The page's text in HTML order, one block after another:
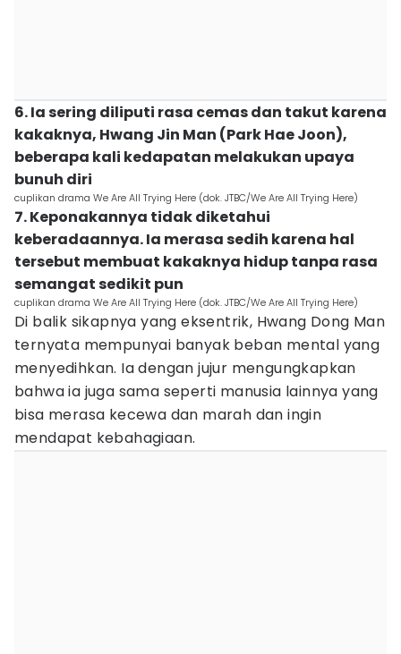
6. Ia sering diliputi rasa cemas dan takut karena
kakaknya, Hwang Jin Man (Park Hae Joon),
beberapa kali kedapatan melakukan upaya
bunuh diri
cuplikan drama We Are All Trying Here (dok. JTBC/We Are All Trying Here)
7. Keponakannya tidak diketahui
keberadaannya. Ia merasa sedih karena hal
tersebut membuat kakaknya hidup tanpa rasa
semangat sedikit pun
cuplikan drama We Are All Trying Here (dok. JTBC/We Are All Trying Here)
Di balik sikapnya yang eksentrik, Hwang Dong Man
ternyata mempunyai banyak beban mental yang
menyedihkan. Ia dengan jujur mengungkapkan
bahwa ia juga sama seperti manusia lainnya yang
bisa merasa kecewa dan marah dan ingin
mendapat kebahagiaan.